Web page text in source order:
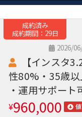
成約済み
成約期間：29日
2026/
【インスタ
性80%・35歳
・運用サポート
¥960,000